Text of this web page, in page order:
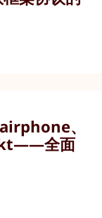
、
全面